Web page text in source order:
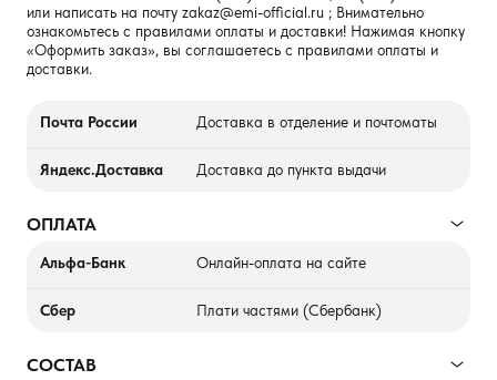
или написать на почту zakaz@emi-official.ru ; Внимательно
ознакомьтесь с правилами оплаты и доставки! Нажимая кнопку
«Оформить заказ», вы соглашаетесь с правилами оплаты и
доставки.
Почта России Доставка в отделение и почтоматы
Яндекс.Доставка Доставка до пункта выдачи
ОПЛАТА
Альфа-Банк Онлайн-оплата на сайте
Сбер Плати частями (Сбербанк)
СОСТАВ